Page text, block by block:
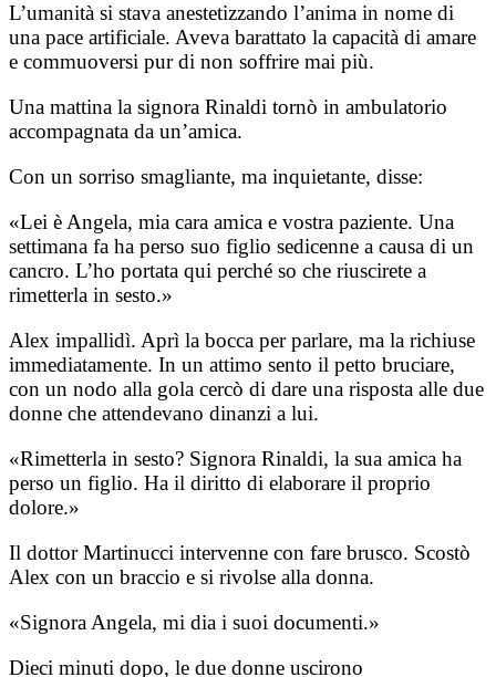
L’umanità si stava anestetizzando l’anima in nome di
una pace artificiale. Aveva barattato la capacità di amare
e commuoversi pur di non soffrire mai più.
Una mattina la signora Rinaldi tornò in ambulatorio
accompagnata da un’amica.
Con un sorriso smagliante, ma inquietante, disse:
«Lei è Angela, mia cara amica e vostra paziente. Una
settimana fa ha perso suo figlio sedicenne a causa di un
cancro. L’ho portata qui perché so che riuscirete a
rimetterla in sesto.»
Alex impallidì. Aprì la bocca per parlare, ma la richiuse
immediatamente. In un attimo sento il petto bruciare,
con un nodo alla gola cercò di dare una risposta alle due
donne che attendevano dinanzi a lui.
«Rimetterla in sesto? Signora Rinaldi, la sua amica ha
perso un figlio. Ha il diritto di elaborare il proprio
dolore.»
Il dottor Martinucci intervenne con fare brusco. Scostò
Alex con un braccio e si rivolse alla donna.
«Signora Angela, mi dia i suoi documenti.»
Dieci minuti dopo, le due donne uscirono